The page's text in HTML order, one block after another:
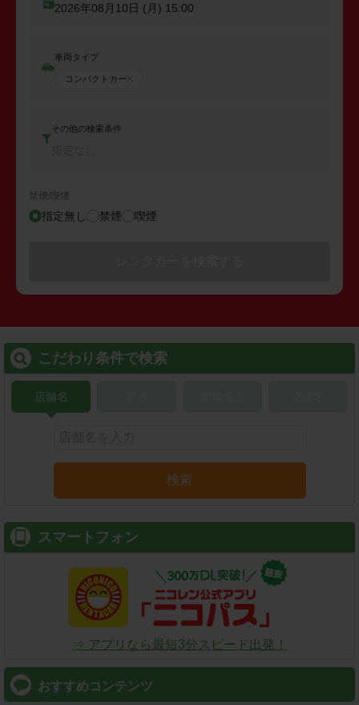
2026年08月10日 (月) 15:00
車両タイプ
コンパクトカー
その他の検索条件
禁煙/喫煙
指定無し 禁煙 喫煙
こだわり条件で検索
店舗名
検索
スマートフォン
⇒ アプリなら最短3分スピード出発！
おすすめコンテンツ